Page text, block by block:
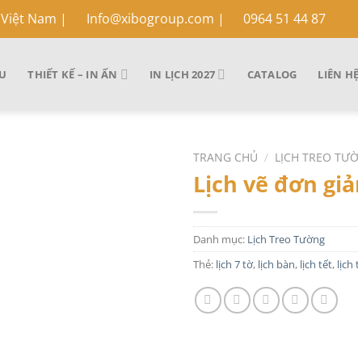
Nam | Info@xibogroup.com | 0964 51 44 87
THIẾT KẾ – IN ẤN IN LỊCH 2027 CATALOG LIÊN HỆ
TRANG CHỦ / LỊCH TREO
Lịch vẽ đơn
Danh mục: Lịch Treo Tường
Thẻ: lịch 7 tờ, lịch bàn, lịch tết, lịch